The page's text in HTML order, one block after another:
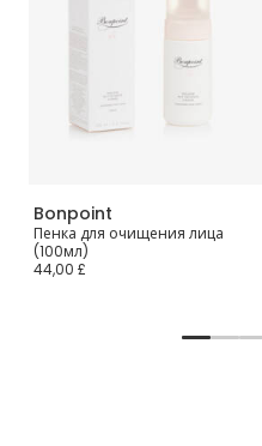
Bonpoint
Пенка для очищения лица
(100мл)
44,00 £